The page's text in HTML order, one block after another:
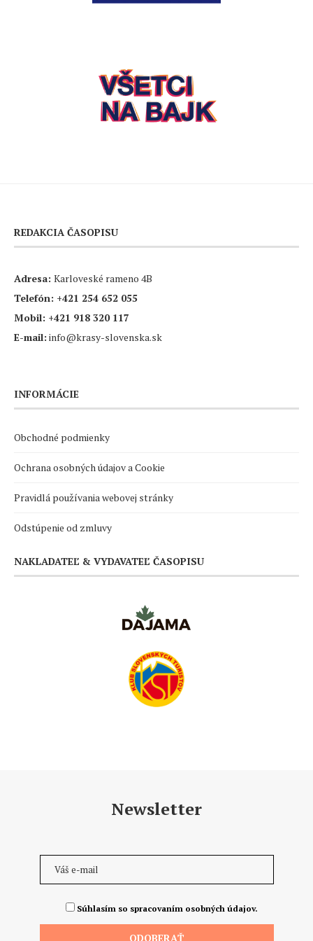
REDAKCIA ČASOPISU
Adresa: Karloveské rameno 4B
Telefón: +421 254 652 055
Mobil: +421 918 320 117
E-mail: info@krasy-slovenska.sk
INFORMÁCIE
Obchodné podmienky
Ochrana osobných údajov a Cookie
Pravidlá používania webovej stránky
Odstúpenie od zmluvy
NAKLADATEĽ & VYDAVATEĽ ČASOPISU
Newsletter
Súhlasím so spracovaním osobných údajov.